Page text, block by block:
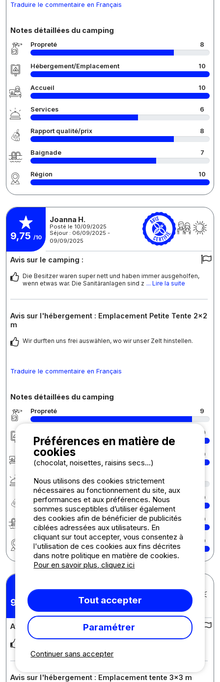
Traduire le commentaire en Français
Notes détaillées du camping
Propreté 8
Hébergement/Emplacement 10
Accueil 10
Services 6
Rapport qualité/prix 8
Baignade 7
Région 10
9,75 /10
Joanna H.
Posté le 10/09/2025
Séjour : 06/09/2025 -
09/09/2025
Avis sur le camping :
Die Besitzer waren super nett und haben immer ausgeholfen,
wenn etwas war. Die Sanitäranlagen sind z ... Lire la suite
Avis sur l'hébergement : Emplacement Petite Tente 2x2
m
Wir durften uns frei auswählen, wo wir unser Zelt hinstellen.
Traduire le commentaire en Français
Notes détaillées du camping
Propreté 9
10
Accueil 10
Rapport qualité/prix 10
Baignade 10
Région 10
9,75
Séjour : 24/08/2025 -
Avis sur le camping :
Avis sur l'hébergement : Emplacement tente 3x3 m
Continuer sans accepter
Préférences en matière de
cookies
(chocolat, noisettes, raisins secs...)
Nous utilisons des cookies strictement
nécessaires au fonctionnement du site, aux
performances et aux préférences. Nous
sommes susceptibles d’utiliser également
des cookies afin de bénéficier de publicités
ciblées adressées aux utilisateurs. En
cliquant sur tout accepter, vous consentez à
l'utilisation de ces cookies aux fins décrites
dans notre politique en matière de cookies.
Pour en savoir plus, cliquez ici
Tout accepter
Paramétrer